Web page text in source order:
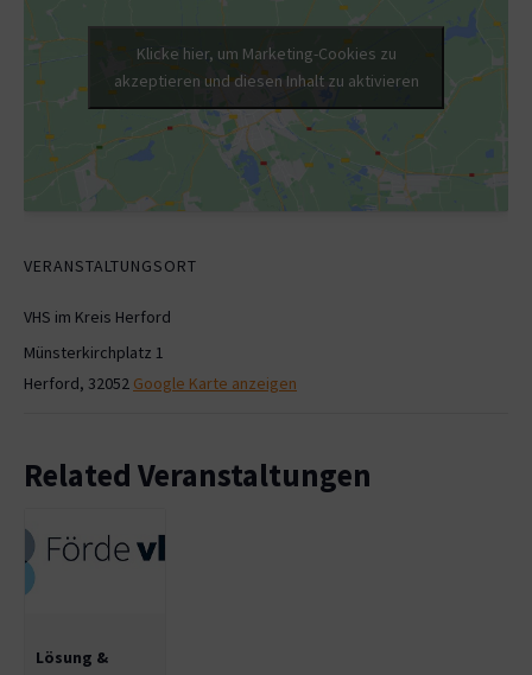
VERANSTALTUNGSORT
VHS im Kreis Herford
Münsterkirchplatz 1
Herford, 32052 Google Karte anzeigen
Klicke hier, um Marketing-Cookies zu
akzeptieren und diesen Inhalt zu aktivieren
Related Veranstaltungen
Lösung &